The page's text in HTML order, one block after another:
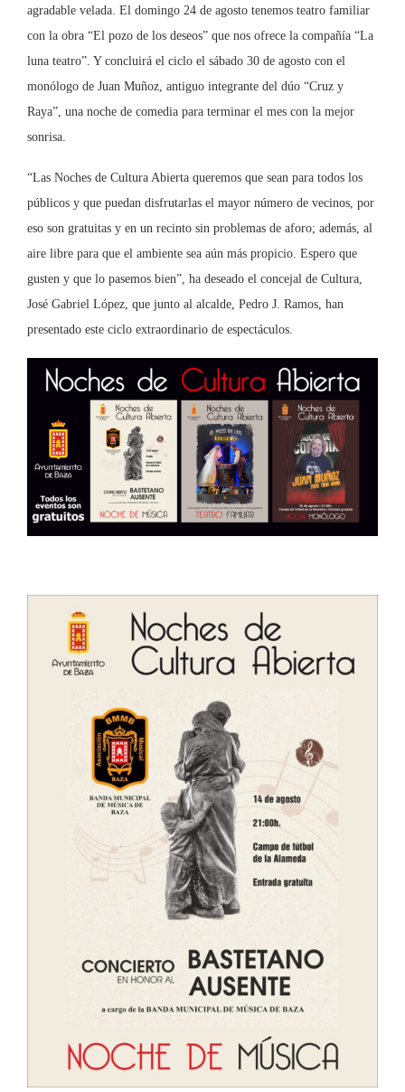
agradable velada. El domingo 24 de agosto tenemos teatro familiar
con la obra “El pozo de los deseos” que nos ofrece la compañía “La
luna teatro”. Y concluirá el ciclo el sábado 30 de agosto con el
monólogo de Juan Muñoz, antiguo integrante del dúo “Cruz y
Raya”, una noche de comedia para terminar el mes con la mejor
sonrisa.
“Las Noches de Cultura Abierta queremos que sean para todos los
públicos y que puedan disfrutarlas el mayor número de vecinos, por
eso son gratuitas y en un recinto sin problemas de aforo; además, al
aire libre para que el ambiente sea aún más propicio. Espero que
gusten y que lo pasemos bien”, ha deseado el concejal de Cultura,
José Gabriel López, que junto al alcalde, Pedro J. Ramos, han
presentado este ciclo extraordinario de espectáculos.